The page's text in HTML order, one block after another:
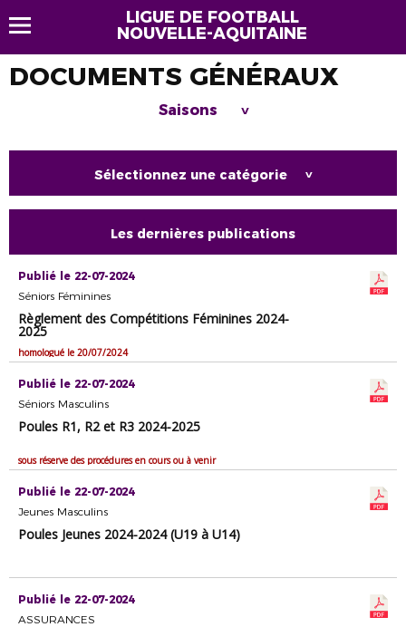
LIGUE DE FOOTBALL
NOUVELLE-AQUITAINE
DOCUMENTS GÉNÉRAUX
Saisons >
Sélectionnez une catégorie >
Les dernières publications
Publié le 22-07-2024
Séniors Féminines
Règlement des Compétitions Féminines 2024-
2025
homologué le 20/07/2024
Publié le 22-07-2024
Séniors Masculins
Poules R1, R2 et R3 2024-2025
sous réserve des procédures en cours ou à venir
Publié le 22-07-2024
Jeunes Masculins
Poules Jeunes 2024-2024 (U19 à U14)
Publié le 22-07-2024
ASSURANCES